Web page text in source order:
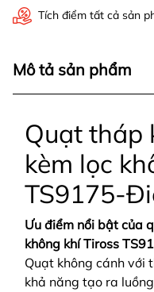
Tích điểm tất cả sản
Mô tả sản phẩm
Quạt tháp
kèm lọc
TS9175-
Ưu điểm nổi bật của
không khí Tiross
Quạt không cánh với
khả năng tạo ra